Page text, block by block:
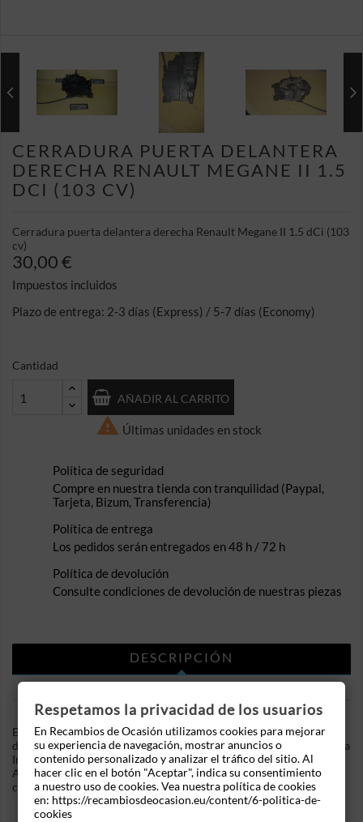
CERRADURA PUERTA DELANTERA
DERECHA RENAULT MEGANE II 1.5
DCI (103 CV)
Cerradura puerta delantera derecha Renault Megane II 1.5 dCi (103
cv)
30,00 €
Impuestos incluidos
Plazo de entrega: 2-3 días (Express) / 5-7 días (Economy)
Cantidad
AÑADIR AL CARRITO
 Últimas unidades en stock
Política de seguridad
Compre en nuestra tienda con tranquilidad (Paypal,
Tarjeta, Bizum, Transferencia)
Política de entrega
Los pedidos serán entregados en 48 h / 72 h
Política de devolución
Consulte condiciones de devolución de nuestras piezas
DESCRIPCIÓN
DETALLES DEL PRODUCTO
En Recambios de Ocasion disponemos de Cerradura puerta
delantera derecha Renault Megane II 1.5 dCi (103 cv) .Referencia
Interna: 02251141138192. Conector eléctrico de 4 pines.
Ademas, disponemos de mas recambios, si tiene cualquier duda
consultenos.
Respetamos la privacidad de los usuarios
En Recambios de Ocasión utilizamos cookies para mejorar
su experiencia de navegación, mostrar anuncios o
contenido personalizado y analizar el tráfico del sitio. Al
hacer clic en el botón "Aceptar", indica su consentimiento
a nuestro uso de cookies. Vea nuestra política de cookies
en: https://recambiosdeocasion.eu/content/6-politica-de-
cookies